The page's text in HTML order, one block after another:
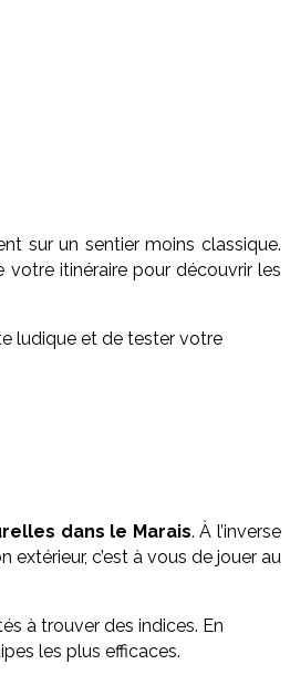
sur un sentier moins classique.
itinéraire pour découvrir les
ludique et de tester votre
dans le Marais. À l’inverse
c’est à vous de jouer au
à trouver des indices. En
les plus efficaces.